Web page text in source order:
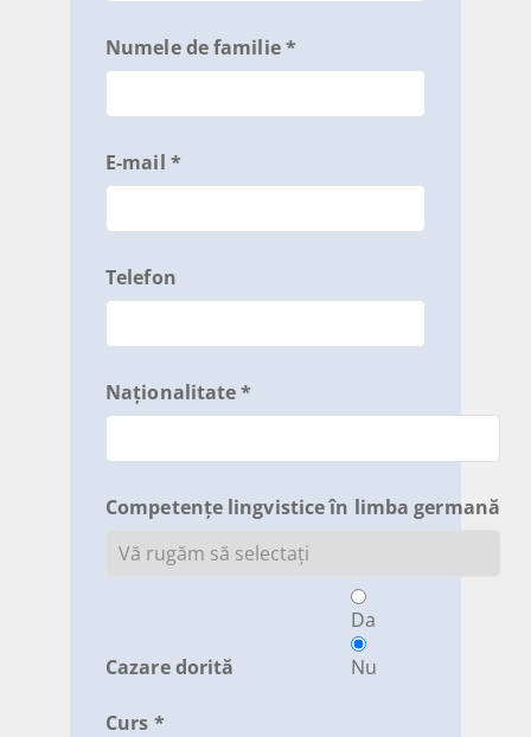
Numele de familie *
E-mail *
Telefon
Naționalitate *
Competențe lingvistice în limba germană
Cazare dorită
Da
Nu
Curs *